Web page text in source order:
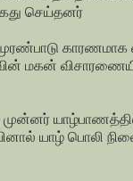
செய்தனர்
காரணமாக
மகன்
முன்னர்
யாழ் பொலி